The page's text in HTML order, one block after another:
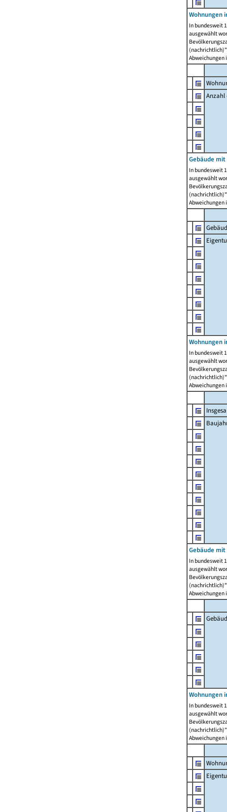
Wohnungen
In bundesweit
ausgewählt
Abweichungen
Anzahl
Gebäude
In bundesweit
ausgewählt
Abweichungen
Wohnungen
In bundesweit
ausgewählt
Abweichungen
Gebäude mit
In bundesweit
ausgewählt
Abweichungen
Wohnungen
In bundesweit
ausgewählt
Abweichungen